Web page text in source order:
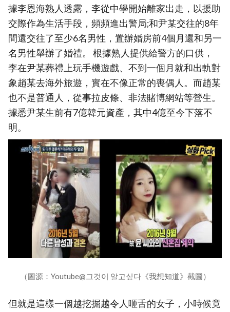
據李恩海熟人透露，李從中學開始離家出走，以援助
交際作為生活手段，頻頻進出警局;和尹某交往的8年
間還交往了至少6名男性，置辦婚房前4個月還和另一
名男性舉辦了婚禮。 根據熟人提供給警方的口供，
李在尹某葬禮上玩手機遊戲、不到一個月就和出軌對
象趙某去海外旅遊，實在不像正常的喪偶人。而趙某
也不是普通人，從事拉皮條、非法賭博網站等營生。
據悉尹某生前有7億韓元資產，其中4億至今下落不
明。
（圖源：Youtube@그것이 알고싶다《我想知道》截圖）
但就是這樣一個越挖掘越令人咂舌的女子，小時候竟